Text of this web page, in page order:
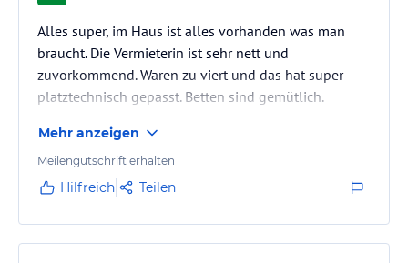
Alles super, im Haus ist alles vorhanden was man
braucht. Die Vermieterin ist sehr nett und
zuvorkommend. Waren zu viert und das hat super
platztechnisch gepasst. Betten sind gemütlich.
Mehr anzeigen
Meilengutschrift erhalten
Hilfreich Teilen